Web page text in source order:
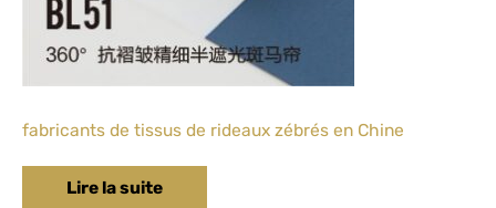
fabricants de tissus de rideaux zébrés en Chine
Lire la suite